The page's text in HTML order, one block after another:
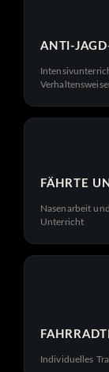
ANTI-
FÄHRTE
Nasenarbeit
Unterricht
Individuelles